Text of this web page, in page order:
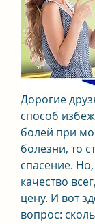
Дорогие
способ
болей при
болезни, то
спасение.
качество
цену. И вот
вопрос: